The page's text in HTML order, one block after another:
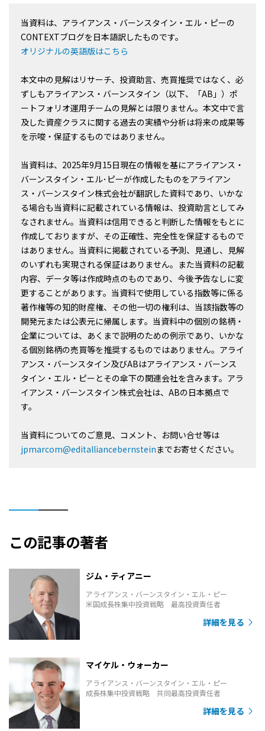
当資料は、アライアンス・バーンスタイン・エル・ピーの
CONTEXTブログを日本語訳したものです。
オリジナルの英語版はこちら
本文中の見解はリサーチ、投資助言、売買推奨ではなく、必
ずしもアライアンス・バーンスタイン（以下、「AB」）ポ
ートフォリオ運用チームの見解とは限りません。本文中で言
及した資産クラスに関する過去の実績や分析は将来の成果等
を示唆・保証するものではありません。
当資料は、2025年9月15日現在の情報を基にアライアンス・
バーンスタイン・エル･ピーが作成したものをアライアン
ス・バーンスタイン株式会社が翻訳した資料であり、いかな
る場合も当資料に記載されている情報は、投資助言としてみ
なされません。当資料は信用できると判断した情報をもとに
作成しておりますが、その正確性、完全性を保証するもので
はありません。当資料に掲載されている予測、見通し、見解
のいずれも実現される保証はありません。また当資料の記載
内容、データ等は作成時点のものであり、今後予告なしに変
更することがあります。当資料で使用している指数等に係る
著作権等の知的財産権、その他一切の権利は、当該指数等の
開発元または公表元に帰属します。当資料中の個別の銘柄・
企業については、あくまで説明のための例示であり、いかな
る個別銘柄の売買等を推奨するものではありません。アライ
アンス・バーンスタイン及びABはアライアンス・バーンス
タイン・エル・ピーとその傘下の関連会社を含みます。アラ
イアンス・バーンスタイン株式会社は、ABの日本拠点で
す。
当資料についてのご意見、コメント、お問い合せ等は
jpmarcom@editalliancebernsteinまでお寄せください。
この記事の著者
ジム・ティアニー
アライアンス・バーンスタイン・エル・ピー
米国成長株集中投資戦略 最高投資責任者
詳細を見る
マイケル・ウォーカー
アライアンス・バーンスタイン・エル・ピー
成長株集中投資戦略 共同最高投資責任者
詳細を見る